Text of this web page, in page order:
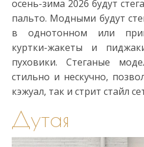
осень-зима 2026 будут
пальто. Модными будут
в однотонном или
куртки-жакеты и
пуховики. Стеганые
стильно и нескучно,
кэжуал, так и стрит стайл
Дутая